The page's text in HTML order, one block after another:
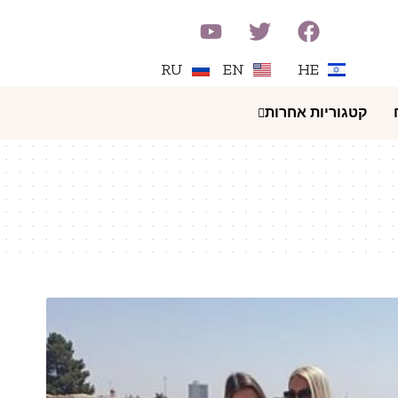
HE
EN
RU
קטגוריות אחרות